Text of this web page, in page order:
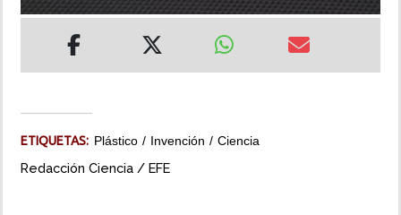
ETIQUETAS: Plástico Invención Ciencia
Redacción Ciencia / EFE